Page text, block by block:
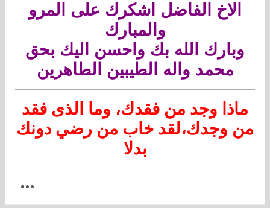
الاخ الفاضل اشكرك على المرو
والمبارك
وبارك الله بك واحسن اليك بحق
محمد واله الطيبين الطاهرين
ماذا وجد من فقدك، وما الذى فقد
من وجدك،لقد خاب من رضي دونك
بدلا